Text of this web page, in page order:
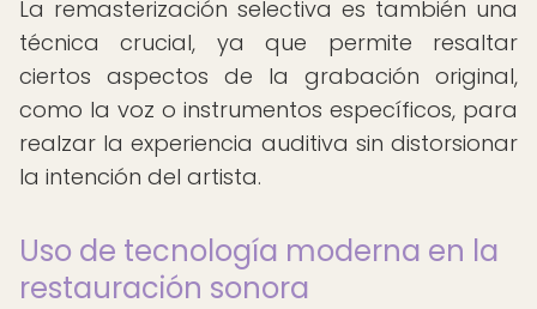
La remasterización selectiva es también una
técnica crucial, ya que permite resaltar
ciertos aspectos de la grabación original,
como la voz o instrumentos específicos, para
realzar la experiencia auditiva sin distorsionar
la intención del artista.
Uso de tecnología moderna en la
restauración sonora